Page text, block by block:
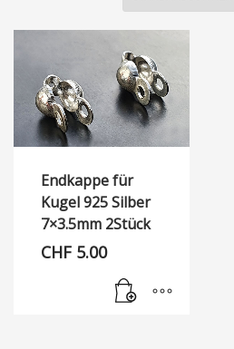
Endkappe für
Kugel 925 Silber
7×3.5mm 2Stück
CHF 5.00